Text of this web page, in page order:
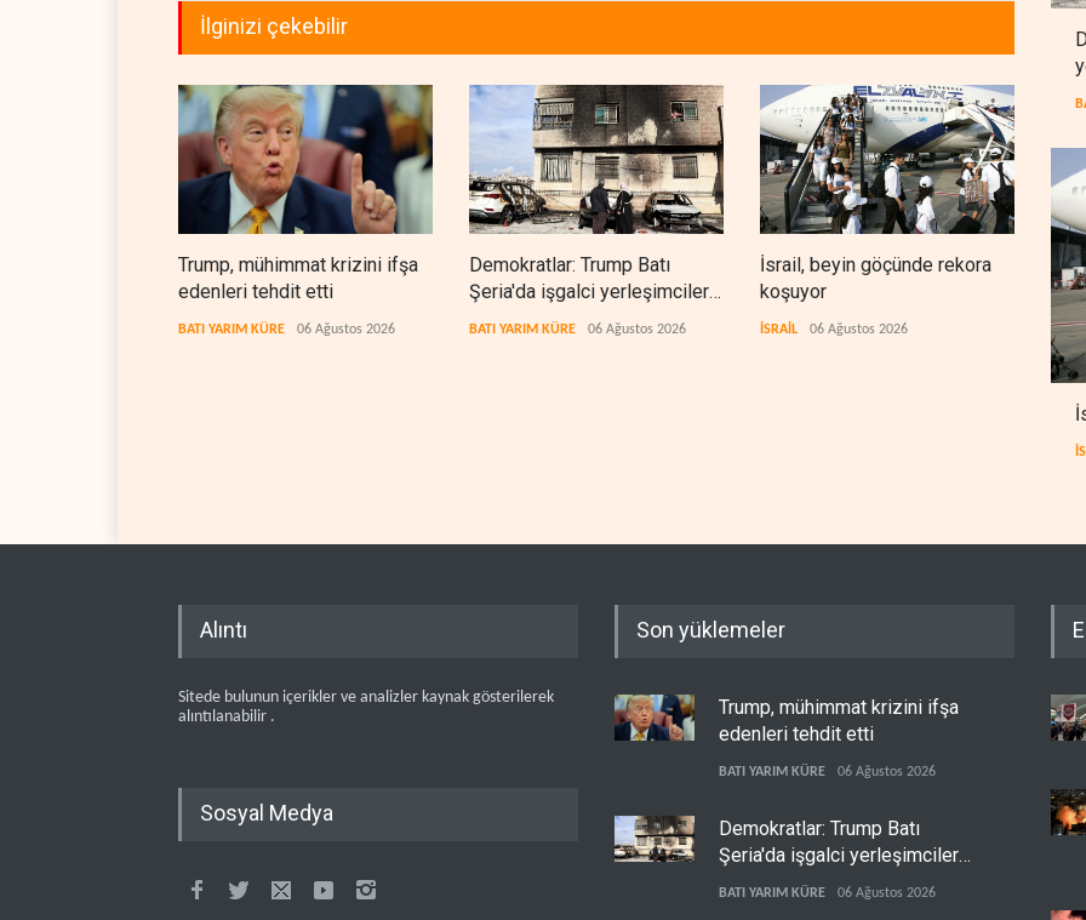
İlginizi çekebilir
Trump, mühimmat krizini ifşa
edenleri tehdit etti
BATI YARIM KÜRE 06 Ağustos 2026
Demokratlar: Trump Batı
Şeria'da işgalci yerleşimcilere
cezasızlık sağladı
BATI YARIM KÜRE 06 Ağustos 2026
İsrail, beyin göçünde rekora
koşuyor
İSRAİL 06 Ağustos 2026
Alıntı
Sitede bulunun içerikler ve analizler kaynak gösterilerek
alıntılanabilir .
Sosyal Medya
Son yüklemeler
Trump, mühimmat krizini ifşa
edenleri tehdit etti
BATI YARIM KÜRE 06 Ağustos 2026
Demokratlar: Trump Batı
Şeria'da işgalci yerleşimcilere
cezasızlık sağladı
BATI YARIM KÜRE 06 Ağustos 2026